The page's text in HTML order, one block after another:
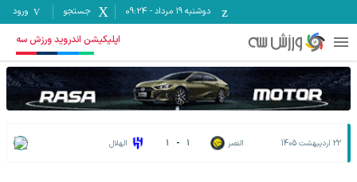
دوشنبه ۱۹ مرداد -
09:24 جستجو ورود
اپلیکیشن اندروید ورزش سه
22 اردیبهشت 1405 النصر 1
-
1 الهلال